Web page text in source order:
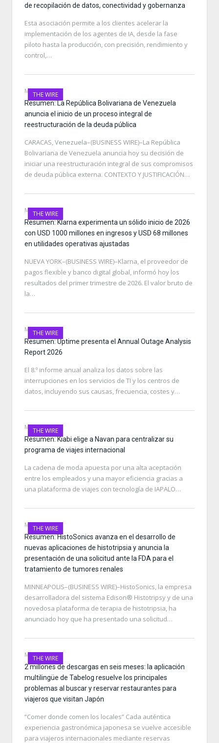
de recopilación de datos, conectividad y gobernanza
Esta asociación permite a los clientes acelerar la
implementación de los agentes de IA, desde la fase
piloto hasta la producción, con precisión, rendimiento y
control,…
THE WIRE
MAY 14, 2026
Resumen: La República Bolivariana de Venezuela
anuncia el inicio de un proceso integral de
reestructuración de la deuda pública
CARACAS, Venezuela–(BUSINESS WIRE)–La República
Bolivariana de Venezuela anuncia hoy su decisión de
iniciar una reestructuración integral de sus compromisos
de deuda pública externa. CONTEXTO Y JUSTIFICACIÓN…
THE WIRE
MAY 14, 2026
Resumen: Klarna experimenta un sólido inicio de 2026
con USD 1000 millones en ingresos y USD 68 millones
en utilidades operativas ajustadas
NUEVA YORK–(BUSINESS WIRE)–Klarna, el proveedor de
pagos flexible y banco digital global, informó hoy los
resultados del primer trimestre de 2026. El valor bruto de
la…
THE WIRE
MAY 14, 2026
Resumen: Uptime presenta el Annual Outage Analysis
Report 2026
El 8.º informe anual analiza los datos sobre las
interrupciones en los servicios de TI y los centros de
datos, incluyendo sus causas, frecuencia, costes y…
THE WIRE
MAY 12, 2026
Resumen: Kiabi elige a Navan para centralizar su
programa de viajes internacional
La cadena de moda apuesta por una alta aceptación
entre los empleados y una mayor eficiencia gracias a
una plataforma de viajes con tecnología de IAPALO…
THE WIRE
MAY 11, 2026
Resumen: HistoSonics avanza en el desarrollo de
nuevas aplicaciones de histotripsia y anuncia la
presentación de una solicitud ante la FDA para el
tratamiento de tumores renales
MINNEAPOLIS–(BUSINESS WIRE)–HistoSonics, la empresa
desarrolladora del sistema Edison® Histotripsy y de una
novedosa plataforma de terapia de histotripsia, ha
anunciado hoy que ha presentado una solicitud…
THE WIRE
MAY 11, 2026
2 millones de descargas en seis meses: la aplicación
multilingüe de Tabelog resuelve los principales
problemas al buscar y reservar restaurantes para
viajeros que visitan Japón
“Comer donde comen los locales” Cada auténtica
experiencia gastronómica japonesa se vuelve accesible
para viajeros internacionales mediante reservas